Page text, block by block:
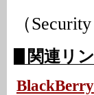
（
関連リ
BlackBerry